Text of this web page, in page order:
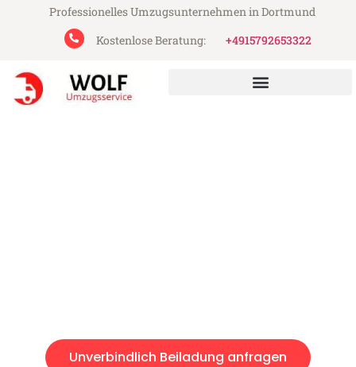
Professionelles Umzugsunternehmen in Dortmund
Kostenlose Beratung:
+4915792653322
Unverbindlich Beiladung anfragen